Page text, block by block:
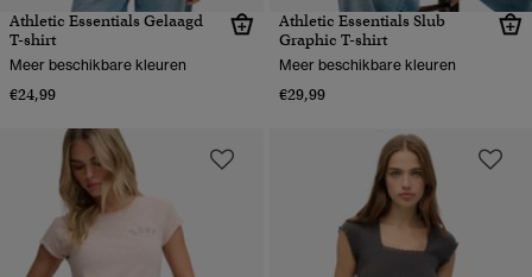
Athletic Essentials Gelaagd
T-shirt
Meer beschikbare kleuren
€24,99
Athletic Essentials Slub
Graphic T-shirt
Meer beschikbare kleuren
€29,99